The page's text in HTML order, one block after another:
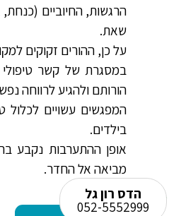
הרגשות, החיוביים
שאת.
על כן, ההורים זקוקים
במסגרת של קשר טיפולי
הורותם ולהגיע לרווחה
המפגשים עשויים לכלול
בילדים.
אופן ההתערבות נקבע
מביאה אל החדר.
הדס רון גל
052-5552999